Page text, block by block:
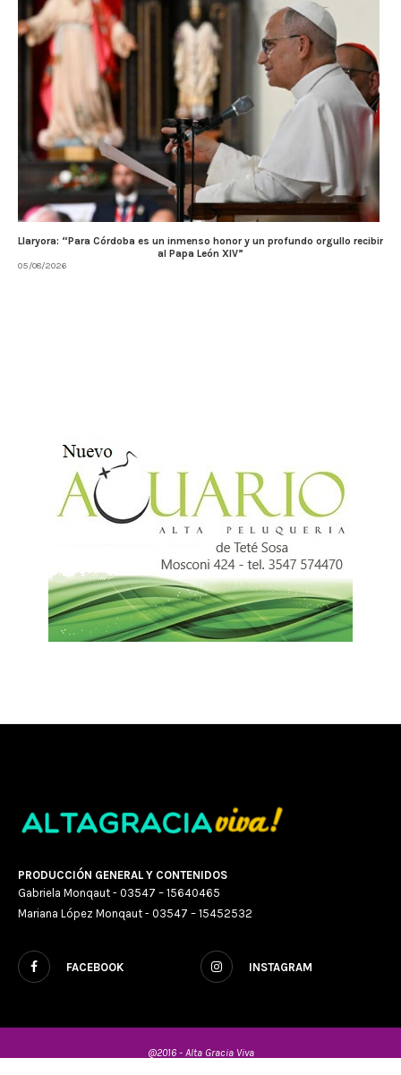
Llaryora: “Para Córdoba es un inmenso honor y un profundo orgullo recibir
al Papa León XIV”
05/08/2026
PRODUCCIÓN GENERAL Y CONTENIDOS
Gabriela Monqaut - 03547 – 15640465
Mariana López Monqaut - 03547 – 15452532
FACEBOOK INSTAGRAM
@2016 - Alta Gracia Viva